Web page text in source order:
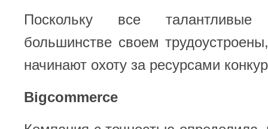
Поскольку все
большинстве своем
начинают охоту за ресурсами
Bigcommerce